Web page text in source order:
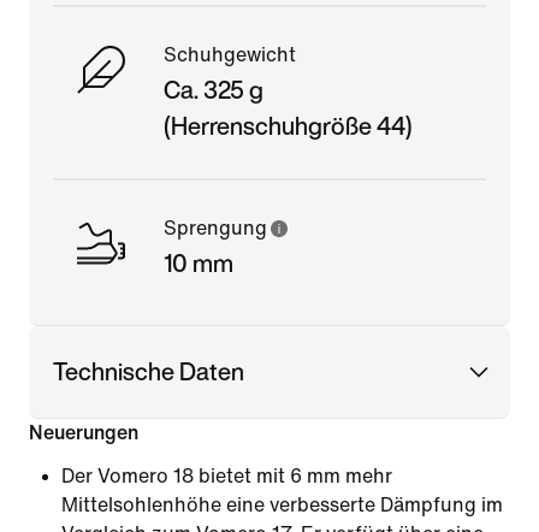
Schuhgewicht
Ca. 325 g
(Herrenschuhgröße 44)
Sprengung
10 mm
Technische Daten
Neuerungen
Der Vomero 18 bietet mit 6 mm mehr
Mittelsohlenhöhe eine verbesserte Dämpfung im